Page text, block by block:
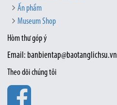
Ấn phẩm
Museum Shop
Hòm thư góp ý
Email: banbientap@baotanglichsu.vn
Theo dõi chúng tôi